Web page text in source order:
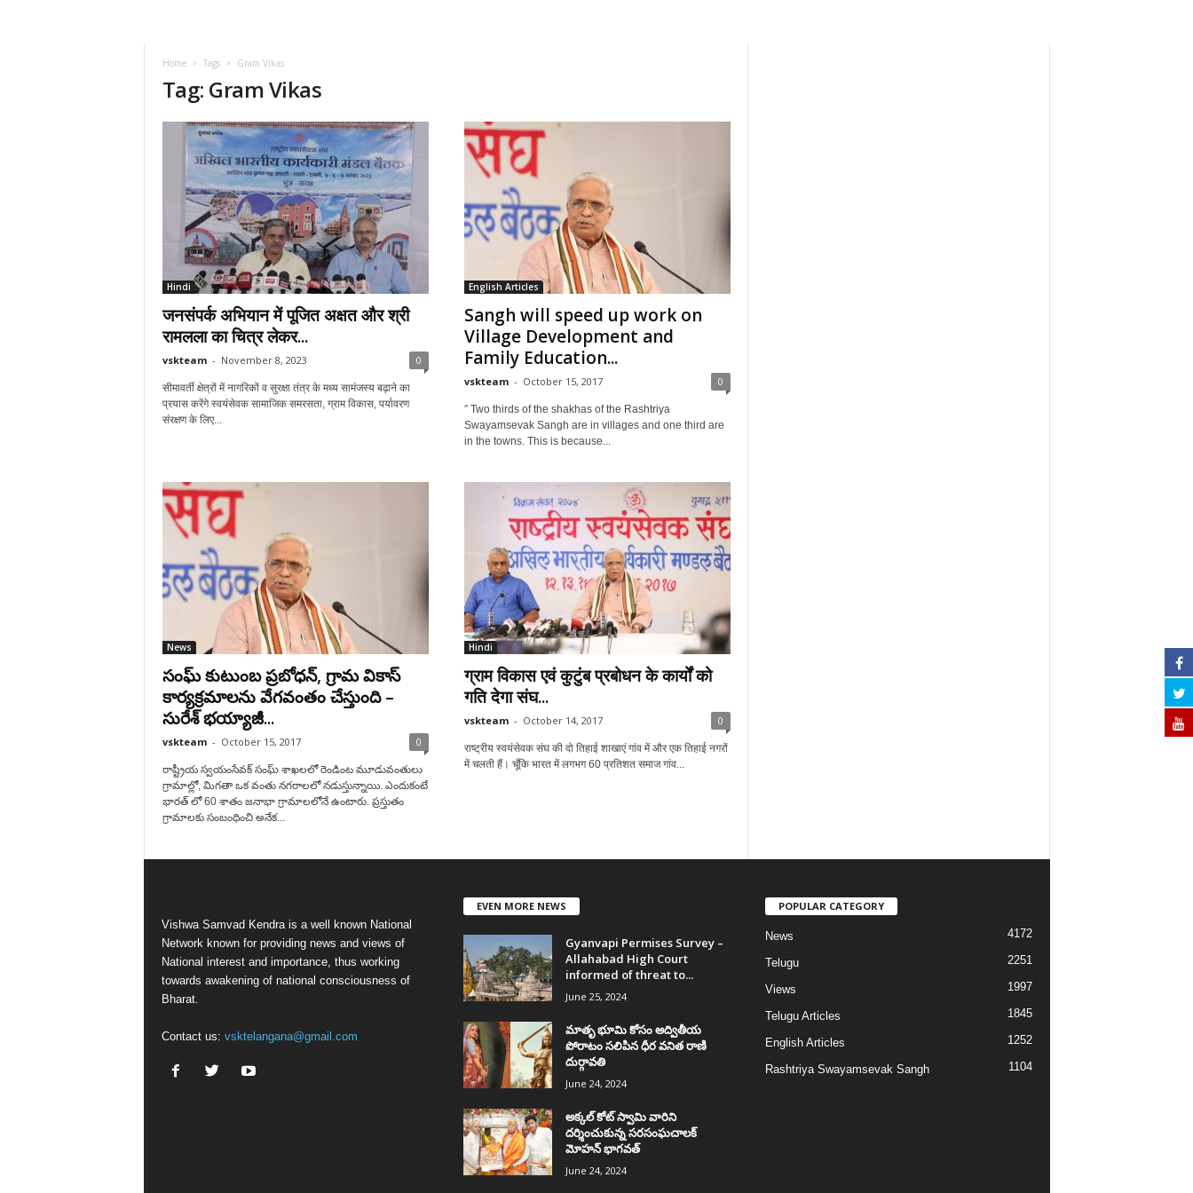
Home Tags Gram Vikas
Tag: Gram Vikas
Hindi
जनसंपर्क अभियान में पूजित अक्षत और श्री
रामलला का चित्र लेकर...
vskteam - November 8, 2023 0
सीमावर्ती क्षेत्रों में नागरिकों व सुरक्षा तंत्र के मध्य सामंजस्य बढ़ाने का
प्रयास करेंगे स्वयंसेवक सामाजिक समरसता, ग्राम विकास, पर्यावरण
संरक्षण के लिए...
English Articles
Sangh will speed up work on
Village Development and
Family Education...
vskteam - October 15, 2017 0
” Two thirds of the shakhas of the Rashtriya
Swayamsevak Sangh are in villages and one third are
in the towns. This is because...
News
సంఘ్ కుటుంబ ప్రబోధన్, గ్రామ వికాస్
కార్యక్రమాలను వేగవంతం చేస్తుంది –
సురేశ్ భయ్యాజీ...
vskteam - October 15, 2017 0
రాష్ట్రీయ స్వయంసేవక్ సంఘ్ శాఖలలో రెండింట మూడువంతులు
గ్రామాల్లో, మిగతా ఒక వంతు నగరాలలో నడుస్తున్నాయి. ఎందుకంటే
భారత్ లో 60 శాతం జనాభా గ్రామాలలోనే ఉంటారు. ప్రస్తుతం
గ్రామాలకు సంబంధించి అనేక...
Hindi
ग्राम विकास एवं कुटुंब प्रबोधन के कार्यों को
गति देगा संघ...
vskteam - October 14, 2017 0
राष्ट्रीय स्वयंसेवक संघ की दो तिहाई शाखाएं गांव में और एक तिहाई नगरों
में चलती हैं। चूँकि भारत में लगभग 60 प्रतिशत समाज गांव...
Vishwa Samvad Kendra is a well known National
Network known for providing news and views of
National interest and importance, thus working
towards awakening of national consciousness of
Bharat.
Contact us: vsktelangana@gmail.com
EVEN MORE NEWS
Gyanvapi Permises Survey –
Allahabad High Court
informed of threat to...
June 25, 2024
మాతృ భూమి కోసం అద్వితీయ
పోరాటం సలిపిన ధీర వనిత రాణి
దుర్గావతి
June 24, 2024
అక్కల్‌ కోట్‌ స్వామి వారిని
దర్శించుకున్న సరసంఘచాలక్
మోహన్ భాగవత్
June 24, 2024
POPULAR CATEGORY
News 4172
Telugu 2251
Views 1997
Telugu Articles 1845
English Articles 1252
Rashtriya Swayamsevak Sangh 1104